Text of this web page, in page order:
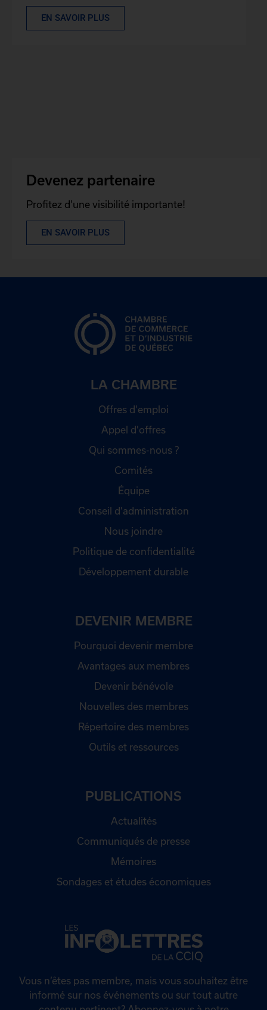
EN SAVOIR PLUS
Devenez partenaire
Profitez d'une visibilité importante!
EN SAVOIR PLUS
LA CHAMBRE
Offres d'emploi
Appel d'offres
Qui sommes-nous ?
Comités
Équipe
Conseil d'administration
Nous joindre
Politique de confidentialité
Développement durable
DEVENIR MEMBRE
Pourquoi devenir membre
Avantages aux membres
Devenir bénévole
Nouvelles des membres
Répertoire des membres
Outils et ressources
PUBLICATIONS
Actualités
Communiqués de presse
Mémoires
Sondages et études économiques
Vous n’êtes pas membre, mais vous souhaitez être
informé sur nos événements ou sur tout autre